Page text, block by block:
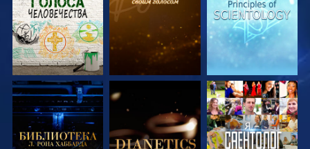
СМОТРЕТЬ
ПЕРЕДАЧИ
СМОТРЕТЬ
ПЕРЕДАЧИ
СМОТРЕТЬ